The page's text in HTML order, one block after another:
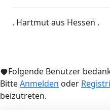
. Hartmut aus Hessen .
Folgende Benutzer
BitteAnmelden oder
beizutreten.